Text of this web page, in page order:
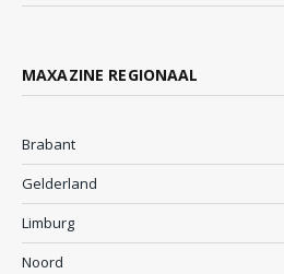
MAXAZINE REGIONAAL
Brabant
Gelderland
Limburg
Noord